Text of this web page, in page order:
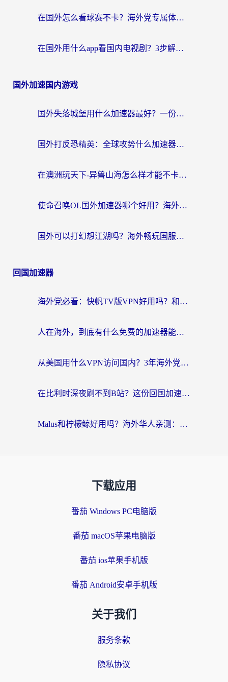
在国外怎么看球赛不卡？海外党专属体育直播自由指南
在国外用什么app看国内电视剧？3步解决版权限制+卡顿难题
国外加速国内游戏
国外失落城堡用什么加速器最好？一份来自老玩家的真实指南
国外打反恐精英：全球攻势什么加速器好用？2026海外玩家国服游戏加速终极指南
在澳洲玩天下-异兽山海怎么样才能不卡？一份给南半球玩家的自救指南
使命召唤OL国外加速器哪个好用？海外玩家亲测的国服游戏加速终极指南
国外可以打幻想江湖吗？海外畅玩国服游戏的终极指南
回国加速器
海外党必看：快帆TV版VPN好用吗？和Easyback VPN对比哪个回国效果更好？附2026真实测评
人在海外，到底有什么免费的加速器能让我安心追剧打游戏？
从美国用什么VPN访问国内？3年海外党亲测：选对工具才能无缝刷B站、看腾讯视频
在比利时深夜刷不到B站？这份回国加速器避坑指南请收好
Malus和柠檬鲸好用吗？海外华人亲测：回国加速器怎么选才不踩坑？
下载应用
番茄 Windows PC电脑版
番茄 macOS苹果电脑版
番茄 ios苹果手机版
番茄 Android安卓手机版
关于我们
服务条款
隐私协议